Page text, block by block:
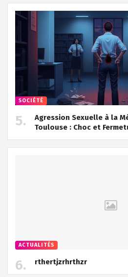
SOCIÉTÉ
Agression Sexuelle à la
Toulouse : Choc et
ACTUALITÉS
rthertjzrhrthzr